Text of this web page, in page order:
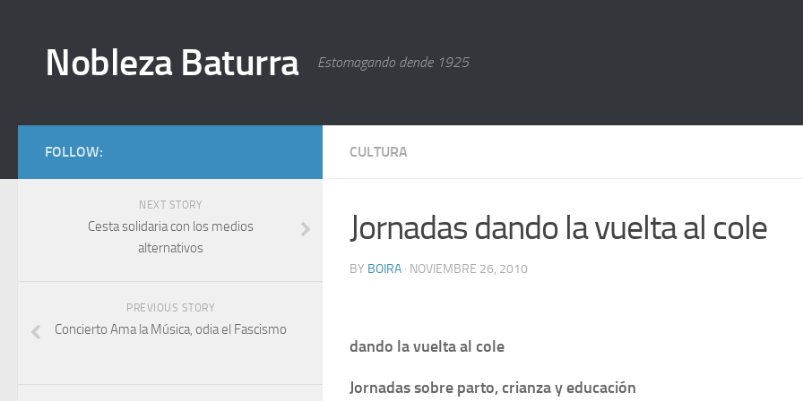
Nobleza Baturra Estomagando dende 1925
CULTURA
Jornadas dando la vuelta al cole
BY BOIRA · NOVIEMBRE 26, 2010
dando la vuelta al cole
Jornadas sobre parto, crianza y educación
FOLLOW:
NEXT STORY
Cesta solidaria con los medios
alternativos
PREVIOUS STORY
Concierto Ama la Música, odia el Fascismo